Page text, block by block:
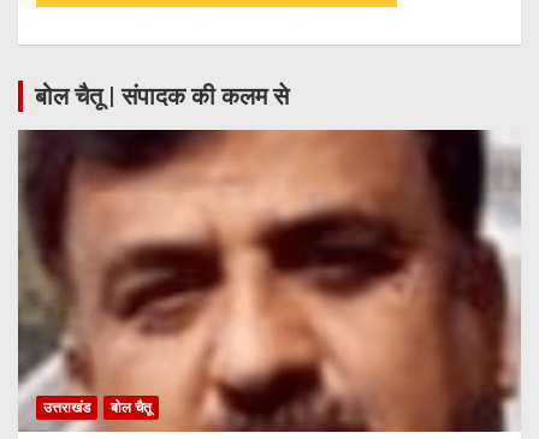
बोल चैतू | संपादक की कलम से
उत्तराखंड बोल चैतू